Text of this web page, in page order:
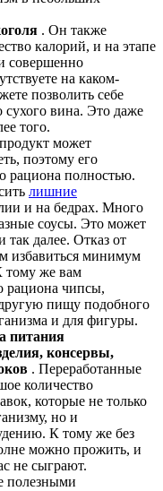
. Он также
калорий, и на этапе
совершенно
на каком-
позволить себе
сухого вина. Это даже
того.
может
поэтому его
рациона полностью.
лишние
и на бедрах. Много
соусы. Это может
так далее. Отказ от
избавиться минимум
тому же вам
рациона чипсы,
пищу подобного
и для фигуры.
питания
консервы,
. Переработанные
количество
которые не только
но и
К тому же без
можно прожить, и
не сыграют.
полезными